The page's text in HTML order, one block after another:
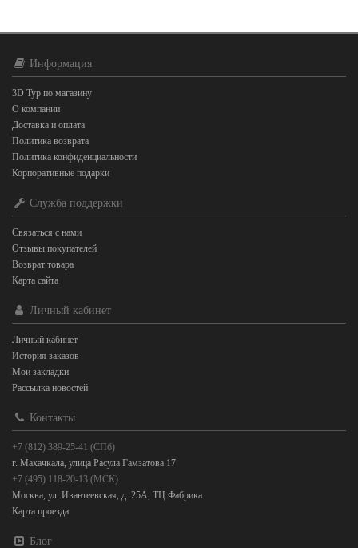
Информация
3D Тур по магазину
О компании
Доставка и оплата
Политика возврата
Политика конфиденциальности
Корпоративные подарки
Служба поддержки
Связаться с нами
Отзывы покупателей
Возврат товара
Карта сайта
Личный кабинет
Личный кабинет
История заказов
Мои закладки
Рассылка новостей
Контакты
+7 (812) 389-25-41 (СПб)
г. Махачкала, улица Расула Гамзатова 17
+7 (495) 118-20-13 (МСК)
Москва, ул. Ивантеевская, д. 25А, ТЦ Фабрика
Карта проезда
Блог